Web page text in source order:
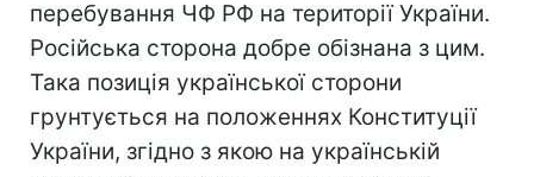
перебування ЧФ РФ на території України.
Російська сторона добре обізнана з цим.
Така позиція української сторони
грунтується на положеннях Конституції
України, згідно з якою на українській